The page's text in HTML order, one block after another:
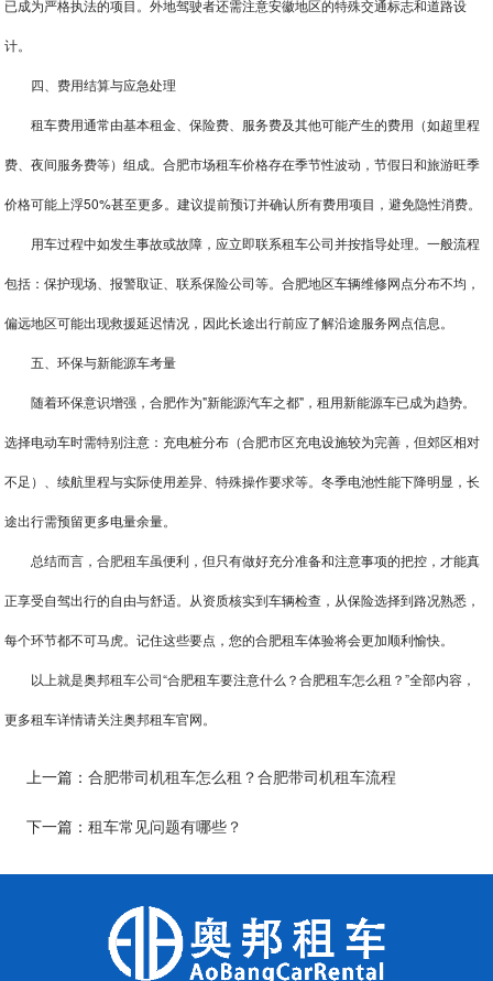
已成为严格执法的项目。外地驾驶者还需注意安徽地区的特殊交通标志和道路设
计。
四、费用结算与应急处理
租车费用通常由基本租金、保险费、服务费及其他可能产生的费用（如超里程
费、夜间服务费等）组成。合肥市场租车价格存在季节性波动，节假日和旅游旺季
价格可能上浮50%甚至更多。建议提前预订并确认所有费用项目，避免隐性消费。
用车过程中如发生事故或故障，应立即联系租车公司并按指导处理。一般流程
包括：保护现场、报警取证、联系保险公司等。合肥地区车辆维修网点分布不均，
偏远地区可能出现救援延迟情况，因此长途出行前应了解沿途服务网点信息。
五、环保与新能源车考量
随着环保意识增强，合肥作为"新能源汽车之都"，租用新能源车已成为趋势。
选择电动车时需特别注意：充电桩分布（合肥市区充电设施较为完善，但郊区相对
不足）、续航里程与实际使用差异、特殊操作要求等。冬季电池性能下降明显，长
途出行需预留更多电量余量。
总结而言，合肥租车虽便利，但只有做好充分准备和注意事项的把控，才能真
正享受自驾出行的自由与舒适。从资质核实到车辆检查，从保险选择到路况熟悉，
每个环节都不可马虎。记住这些要点，您的合肥租车体验将会更加顺利愉快。
以上就是奥邦租车公司“合肥租车要注意什么？合肥租车怎么租？”全部内容，
更多租车详情请关注奥邦租车官网。
上一篇：合肥带司机租车怎么租？合肥带司机租车流程
下一篇：租车常见问题有哪些？